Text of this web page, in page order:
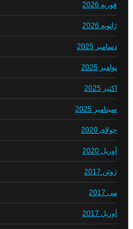
فوریه 2026
ژانویه 2026
دسامبر 2025
نوامبر 2025
اکتبر 2025
سپتامبر 2025
جولای 2020
آوریل 2020
ژوئن 2017
می 2017
آوریل 2017